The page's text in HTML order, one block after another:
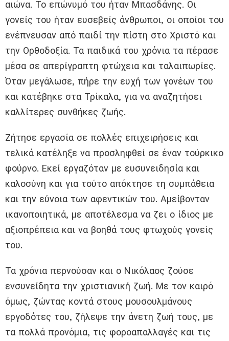
αιώνα. Το επώνυμό του ήταν Μπασδάνης. Οι
γονείς του ήταν ευσεβείς άνθρωποι, οι οποίοι του
ενέπνευσαν από παιδί την πίστη στο Χριστό και
την Ορθοδοξία. Τα παιδικά του χρόνια τα πέρασε
μέσα σε απερίγραπτη φτώχεια και ταλαιπωρίες.
Όταν μεγάλωσε, πήρε την ευχή των γονέων του
και κατέβηκε στα Τρίκαλα, για να αναζητήσει
καλλίτερες συνθήκες ζωής.
Ζήτησε εργασία σε πολλές επιχειρήσεις και
τελικά κατέληξε να προσληφθεί σε έναν τούρκικο
φούρνο. Εκεί εργαζόταν με ευσυνειδησία και
καλοσύνη και για τούτο απόκτησε τη συμπάθεια
και την εύνοια των αφεντικών του. Αμείβονταν
ικανοποιητικά, με αποτέλεσμα να ζει ο ίδιος με
αξιοπρέπεια και να βοηθά τους φτωχούς γονείς
του.
Τα χρόνια περνούσαν και ο Νικόλαος ζούσε
ενσυνείδητα την χριστιανική ζωή. Με τον καιρό
όμως, ζώντας κοντά στους μουσουλμάνους
εργοδότες του, ζήλεψε την άνετη ζωή τους, με
τα πολλά προνόμια, τις φοροαπαλλαγές και τις